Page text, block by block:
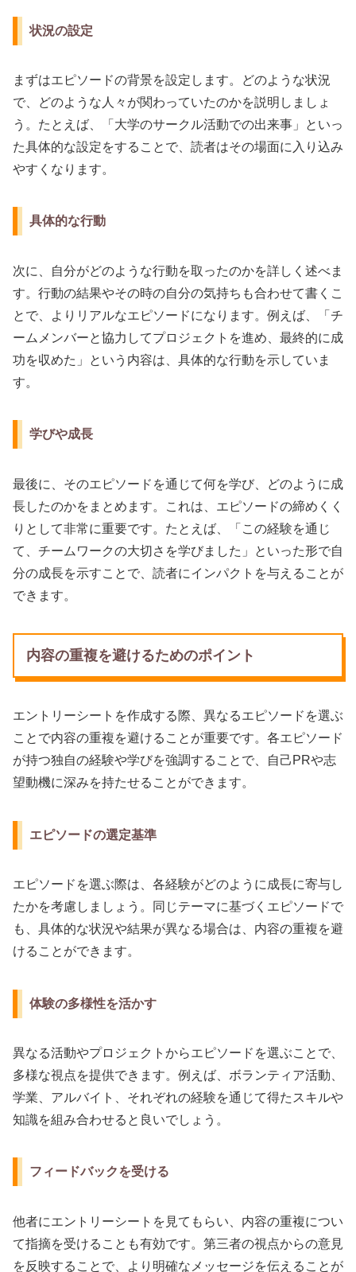
状況の設定
まずはエピソードの背景を設定します。どのような状況
で、どのような人々が関わっていたのかを説明しましょ
う。たとえば、「大学のサークル活動での出来事」といっ
た具体的な設定をすることで、読者はその場面に入り込み
やすくなります。
具体的な行動
次に、自分がどのような行動を取ったのかを詳しく述べま
す。行動の結果やその時の自分の気持ちも合わせて書くこ
とで、よりリアルなエピソードになります。例えば、「チ
ームメンバーと協力してプロジェクトを進め、最終的に成
功を収めた」という内容は、具体的な行動を示していま
す。
学びや成長
最後に、そのエピソードを通じて何を学び、どのように成
長したのかをまとめます。これは、エピソードの締めくく
りとして非常に重要です。たとえば、「この経験を通じ
て、チームワークの大切さを学びました」といった形で自
分の成長を示すことで、読者にインパクトを与えることが
できます。
内容の重複を避けるためのポイント
エントリーシートを作成する際、異なるエピソードを選ぶ
ことで内容の重複を避けることが重要です。各エピソード
が持つ独自の経験や学びを強調することで、自己PRや志
望動機に深みを持たせることができます。
エピソードの選定基準
エピソードを選ぶ際は、各経験がどのように成長に寄与し
たかを考慮しましょう。同じテーマに基づくエピソードで
も、具体的な状況や結果が異なる場合は、内容の重複を避
けることができます。
体験の多様性を活かす
異なる活動やプロジェクトからエピソードを選ぶことで、
多様な視点を提供できます。例えば、ボランティア活動、
学業、アルバイト、それぞれの経験を通じて得たスキルや
知識を組み合わせると良いでしょう。
フィードバックを受ける
他者にエントリーシートを見てもらい、内容の重複につい
て指摘を受けることも有効です。第三者の視点からの意見
を反映することで、より明確なメッセージを伝えることが